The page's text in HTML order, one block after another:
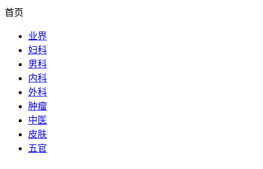
首页
业界
妇科
男科
内科
外科
肿瘤
中医
皮肤
五官